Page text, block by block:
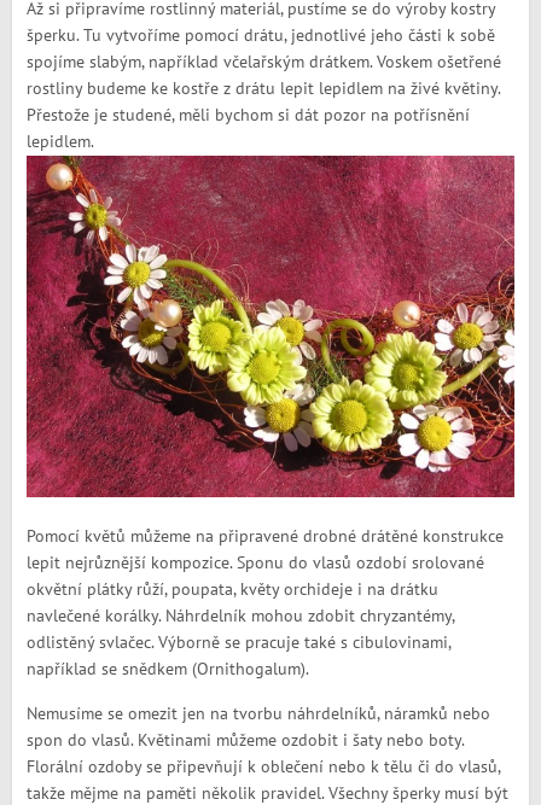
Až si připravíme rostlinný materiál, pustíme se do výroby kostry
šperku. Tu vytvoříme pomocí drátu, jednotlivé jeho části k sobě
spojíme slabým, například včelařským drátkem. Voskem ošetřené
rostliny budeme ke kostře z drátu lepit lepidlem na živé květiny.
Přestože je studené, měli bychom si dát pozor na potřísnění
lepidlem.
Pomocí květů můžeme na připravené drobné drátěné konstrukce
lepit nejrůznější kompozice. Sponu do vlasů ozdobí srolované
okvětní plátky růží, poupata, květy orchideje i na drátku
navlečené korálky. Náhrdelník mohou zdobit chryzantémy,
odlistěný svlačec. Výborně se pracuje také s cibulovinami,
například se snědkem (Ornithogalum).
Nemusíme se omezit jen na tvorbu náhrdelníků, náramků nebo
spon do vlasů. Květinami můžeme ozdobit i šaty nebo boty.
Florální ozdoby se připevňují k oblečení nebo k tělu či do vlasů,
takže mějme na paměti několik pravidel. Všechny šperky musí být